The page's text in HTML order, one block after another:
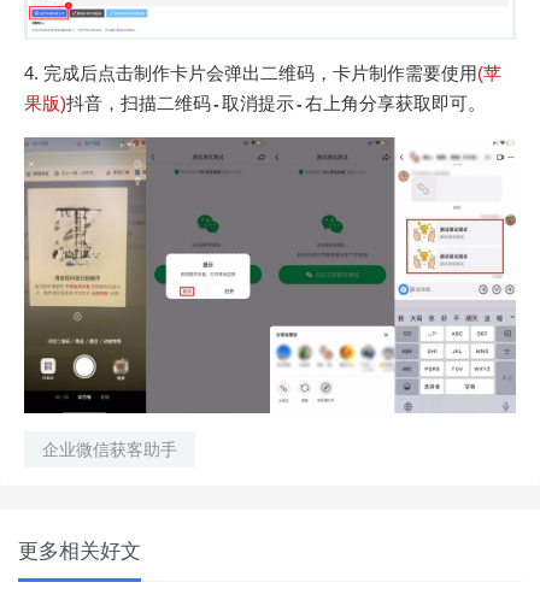
4. 完成后点击制作卡片会弹出二维码，卡片制作需要使用(苹
果版)抖音，扫描二维码-取消提示-右上角分享获取即可。
企业微信获客助手
更多相关好文